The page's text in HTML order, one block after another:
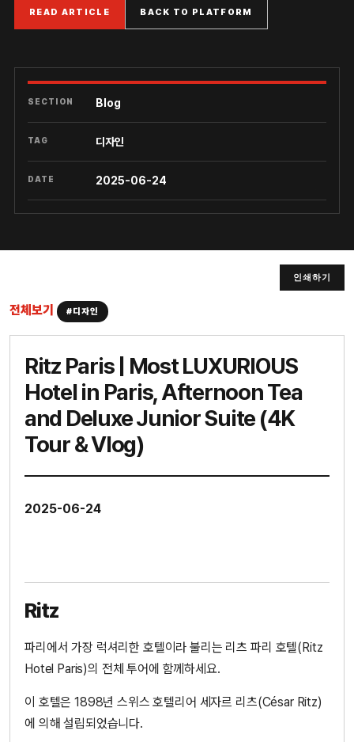
READ ARTICLE BACK TO PLATFORM
SECTION Blog
TAG 디자인
DATE 2025-06-24
인쇄하기
전체보기 #디자인
Ritz Paris | Most LUXURIOUS
Hotel in Paris, Afternoon Tea
and Deluxe Junior Suite (4K
Tour & Vlog)
2025-06-24
Ritz
파리에서 가장 럭셔리한 호텔이라 불리는 리츠 파리 호텔(Ritz
Hotel Paris)의 전체 투어에 함께하세요.
이 호텔은 1898년 스위스 호텔리어 세자르 리츠(César Ritz)
에 의해 설립되었습니다.